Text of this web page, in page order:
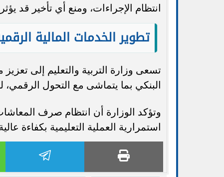
انتظام الإجراءات، ومنع أي تأخير قد
تطوير الخدمات المالية
تسعى وزارة التربية والتعليم إلى
البنكي بما يتماشى مع التحول الرقمي،
وتؤكد الوزارة أن انتظام صرف
استمرارية العملية التعليمية بكفاءة